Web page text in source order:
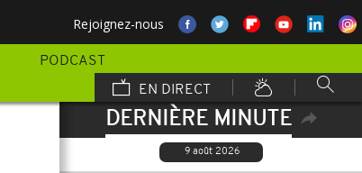
Rejoignez-nous
PODCAST
EN DIRECT
DERNIÈRE MINUTE
9 août 2026